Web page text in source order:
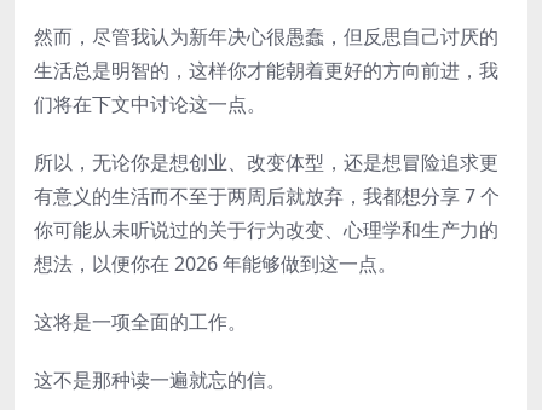
然而，尽管我认为新年决心很愚蠢，但反思自己讨厌的
生活总是明智的，这样你才能朝着更好的方向前进，我
们将在下文中讨论这一点。
所以，无论你是想创业、改变体型，还是想冒险追求更
有意义的生活而不至于两周后就放弃，我都想分享 7 个
你可能从未听说过的关于行为改变、心理学和生产力的
想法，以便你在 2026 年能够做到这一点。
这将是一项全面的工作。
这不是那种读一遍就忘的信。